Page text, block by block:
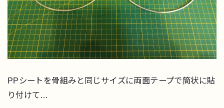
PPシートを骨組みと同じサイズに両面テープで筒状に貼
り付けて…